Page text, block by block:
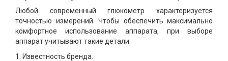
Любой современный глюкометр характеризуется
точностью измерений. Чтобы обеспечить максимально
комфортное использование аппарата, при выборе
аппарат учитывают такие детали:
1. Известность бренда.